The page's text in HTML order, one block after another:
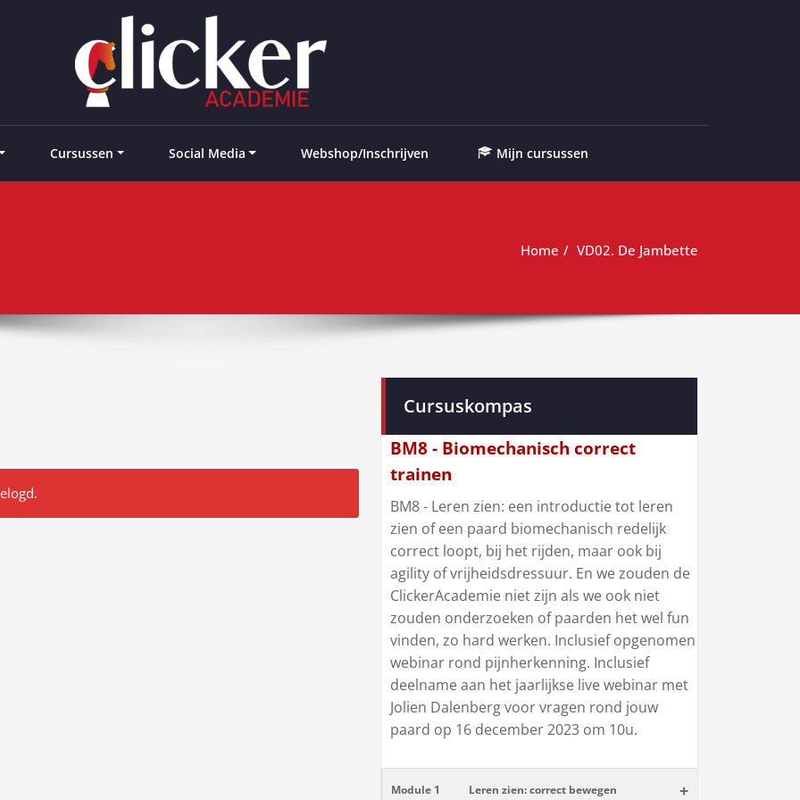
Cursussen Social Media Webshop/Inschrijven Mijn cursussen
Home VD02. De Jambette
Cursuskompas
BM8 - Biomechanisch correct
trainen
BM8 - Leren zien: een introductie tot leren
zien of een paard biomechanisch redelijk
correct loopt, bij het rijden, maar ook bij
agility of vrijheidsdressuur. En we zouden de
ClickerAcademie niet zijn als we ook niet
zouden onderzoeken of paarden het wel fun
vinden, zo hard werken. Inclusief opgenomen
webinar rond pijnherkenning. Inclusief
deelname aan het jaarlijkse live webinar met
Jolien Dalenberg voor vragen rond jouw
paard op 16 december 2023 om 10u.
Module 1 Leren zien: correct bewegen +